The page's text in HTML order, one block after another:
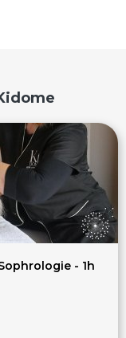
- 1h